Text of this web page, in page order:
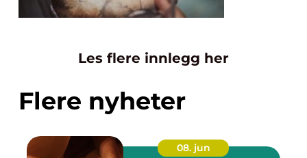
Les flere innlegg her
Flere nyheter
08. jun